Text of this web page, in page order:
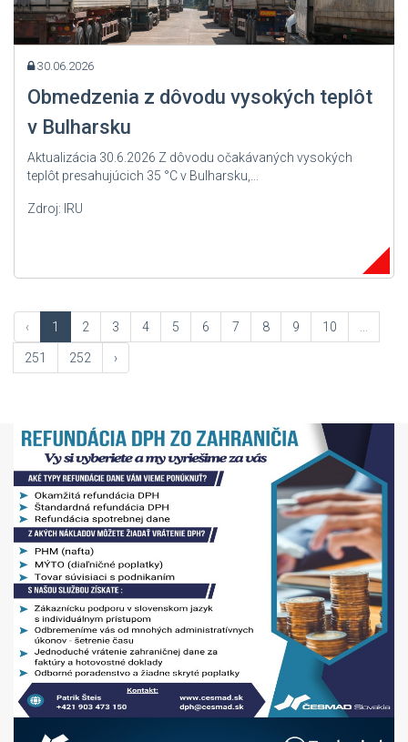
30.06.2026
Obmedzenia z dôvodu vysokých teplôt
v Bulharsku
Aktualizácia 30.6.2026 Z dôvodu očakávaných vysokých
teplôt presahujúcich 35 °C v Bulharsku,...
Zdroj: IRU
‹ 1 2 3 4 5 6 7 8 9 10
251 252 ›